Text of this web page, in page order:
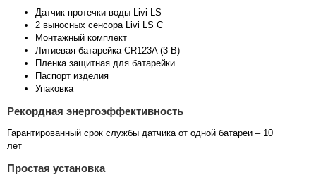
Датчик протечки воды Livi LS
2 выносных сенсора Livi LS C
Монтажный комплект
Литиевая батарейка CR123A (3 В)
Пленка защитная для батарейки
Паспорт изделия
Упаковка
Рекордная энергоэффективность
Гарантированный срок службы датчика от одной батареи – 10
лет
Простая установка